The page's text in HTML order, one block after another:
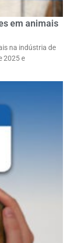
em animais
na indústria de
2025 e